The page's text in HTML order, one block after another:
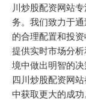
川炒股配资网站
务。我们致力于
的合理配置和投
提供实时市场分
境中做出明智的
四川炒股配资网
中获取更大的成功